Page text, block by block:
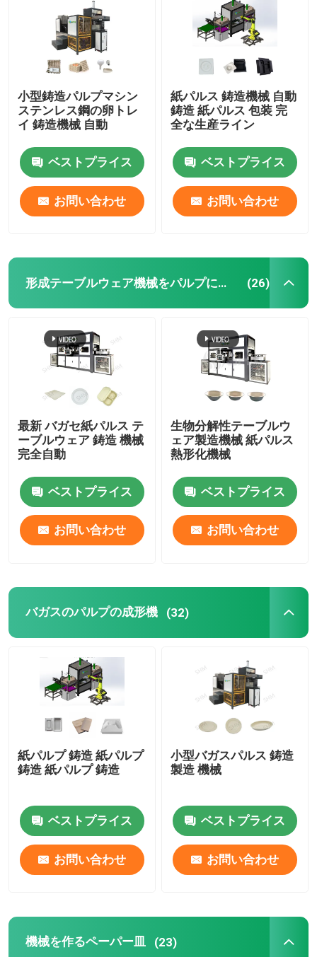
企業情報
会社案内
品質管理
お問い合わせ
見積依頼
形成されたパルプ機械
機械を作るペーパー皿
コーヒーカップトレイ機
機械を作るフルーツの皿
紙ボトルを作る機械
幼稚園用トレイを作る機械
卵箱を作る機械
小型鋳造パルプマシン
ステンレス鋼の卵トレ
イ 鋳造機械 自動
ベストプライス
お問い合わせ
紙パルス 鋳造機械 自動
鋳造 紙パルス 包装 完
全な生産ライン
ベストプライス
お問い合わせ
形成テーブルウェア機械をパルプにしなさい (26)
最新 バガセ紙パルス テ
ーブルウェア 鋳造 機械
完全自動
ベストプライス
お問い合わせ
生物分解性テーブルウ
ェア製造機械 紙パルス
熱形化機械
ベストプライス
お問い合わせ
バガスのパルプの成形機 (32)
紙パルプ 鋳造 紙パルプ
鋳造 紙パルプ 鋳造
ベストプライス
お問い合わせ
小型バガスパルス 鋳造
製造 機械
ベストプライス
お問い合わせ
機械を作るペーパー皿 (23)